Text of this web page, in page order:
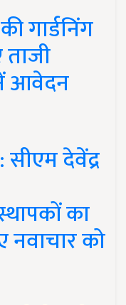
गार्डनिंग
आवेदन
देवेंद्र
का
नवाचार को